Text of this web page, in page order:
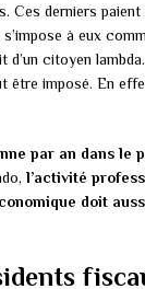
Ces derniers paient
à eux
d’un citoyen
être imposé. En
par an dans le
l’activité
doit